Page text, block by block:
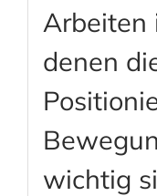
Arbeiten
denen
wichtig